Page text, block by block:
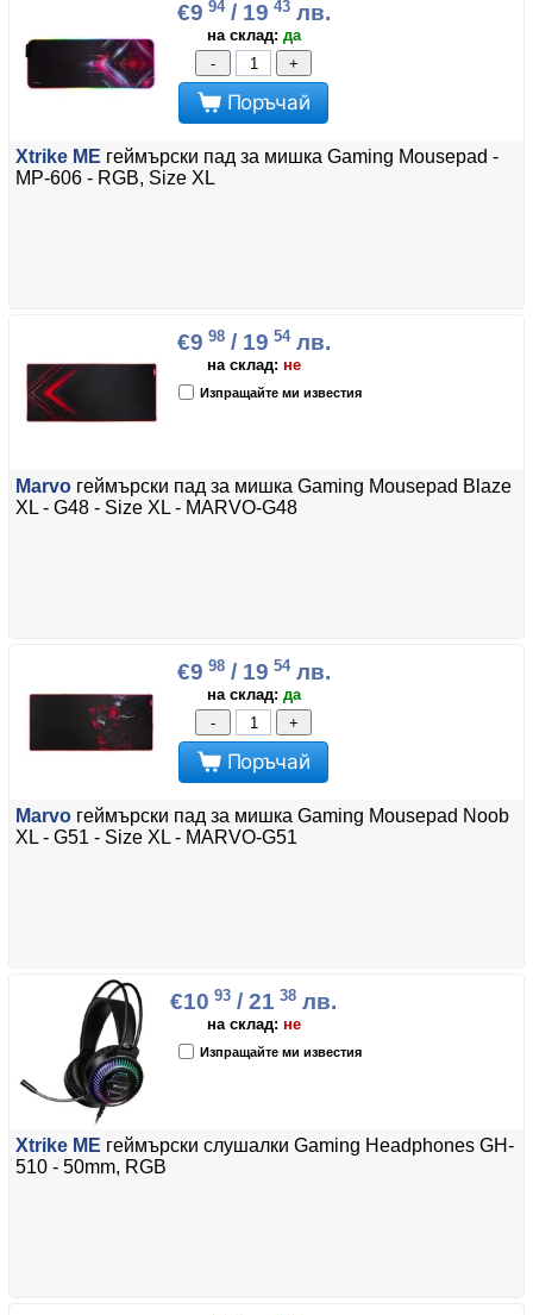
€9 94/ 19 43лв.
на склад: да
-
+
Поръчай
Xtrike ME геймърски пад за мишка Gaming Mousepad -
MP-606 - RGB, Size XL
€9 98/ 19 54лв.
на склад: не
Изпращайте ми известия
Marvo геймърски пад за мишка Gaming Mousepad Blaze
XL - G48 - Size XL - MARVO-G48
€9 98/ 19 54лв.
на склад: да
-
+
Поръчай
Marvo геймърски пад за мишка Gaming Mousepad Noob
XL - G51 - Size XL - MARVO-G51
€10 93 / 21 38 лв.
на склад: не
Изпращайте ми известия
Xtrike ME геймърски слушалки Gaming Headphones GH-
510 - 50mm, RGB